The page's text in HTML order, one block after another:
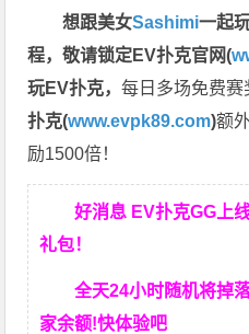
想跟美女Sashimi一起
程，敬请锁定EV扑克官网(
玩EV扑克，每日多场免费
扑克(www.evpk89.com)额
励1500倍！
好消息 EV扑克GG上
礼包！
全天24小时随机将掉
家余额!快体验吧